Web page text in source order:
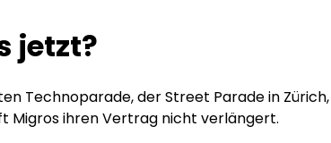
jetzt?
Technoparade, der Street Parade in
Migros ihren Vertrag nicht verlängert.